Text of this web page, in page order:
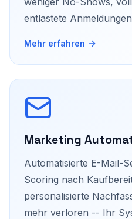
entlastete
Mehr erfahren
Marketing
Automatisierte E-Mail-
Scoring nach
personalisierte
mehr verloren -- Ihr